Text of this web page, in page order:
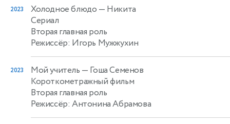
2023 Холодное блюдо — Никита
Сериал
Вторая главная роль
Режиссёр: Игорь Мужжухин
2023 Мой учитель — Гоша Семенов
Короткометражный фильм
Вторая главная роль
Режиссёр: Антонина Абрамова